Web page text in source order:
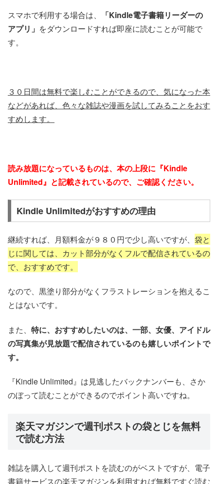
スマホで利用する場合は、
「Kindle電子書籍リーダーの
アプリ」 をダウンロードすれば即座に読むことが可能で
す。
３０日間は無料で楽しむことができるので、気になった本
などがあれば、色々な雑誌や漫画を試してみることをおす
すめします。
読み放題になっているものは、本の上段に『Kindle
Unlimited』と記載されているので、ご確認ください。
Kindle Unlimitedがおすすめの理由
継続すれば、月額料金が９８０円で少し高いですが、 袋と
じに関しては、カット部分がなくフルで配信されているの
で、おすすめです。
なので、黒塗り部分がなくフラストレーションを抱えるこ
とはないです。
また、 特に、おすすめしたいのは、一部、女優、アイドル
の写真集が見放題で配信されているのも嬉しいポイントで
す。
『Kindle Unlimited』は見逃したバックナンバーも、さか
のぼって読むことができるのでポイント高いですね。
楽天マガジンで週刊ポストの袋とじを無料
で読む方法
雑誌を購入して週刊ポストを読むのがベストですが、電子
書籍サービスの楽天マガジンを利用すれば無料ですぐ読む